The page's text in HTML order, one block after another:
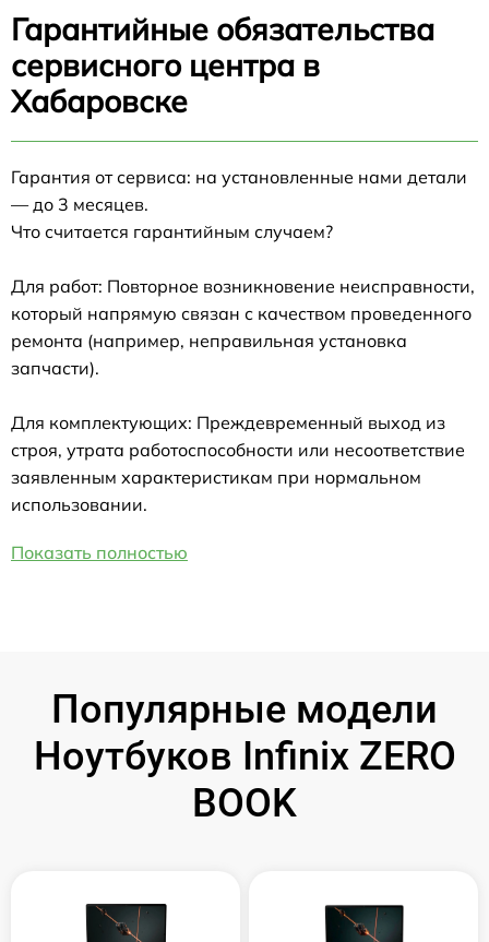
Гарантийные обязательства
сервисного центра в
Хабаровске
Гарантия от сервиса: на установленные нами детали
— до 3 месяцев.
Что считается гарантийным случаем?
Для работ: Повторное возникновение неисправности,
который напрямую связан с качеством проведенного
ремонта (например, неправильная установка
запчасти).
Для комплектующих: Преждевременный выход из
строя, утрата работоспособности или несоответствие
заявленным характеристикам при нормальном
использовании.
Показать полностью
Популярные модели
Ноутбуков Infinix ZERO
BOOK